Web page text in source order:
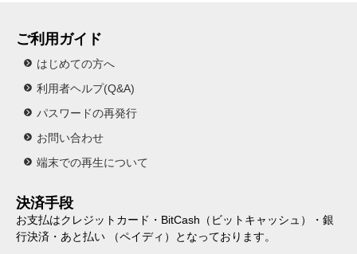
ご利用ガイド
はじめての方へ
利用者ヘルプ(Q&A)
パスワードの再発行
お問い合わせ
端末での再生について
決済手段
お支払はクレジットカード・BitCash（ビットキャッシュ）・銀
行決済・あと払い （ペイディ）となっております。